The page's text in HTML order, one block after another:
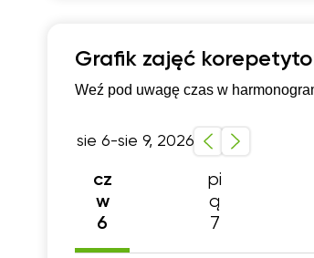
Przygotowanie do matury
Grafik zajęć
Weź pod uwagę czas w
sie 6-sie 9, 2026
cz
w
6
pi
ą
7